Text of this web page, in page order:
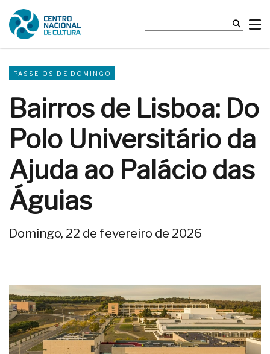
PASSEIOS DE DOMINGO
Bairros de Lisboa: Do
Polo Universitário da
Ajuda ao Palácio das
Águias
Domingo, 22 de fevereiro de 2026